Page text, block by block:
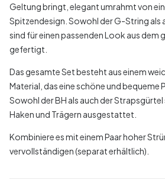
Geltung bringt, elegant umrahmt von
Spitzendesign. Sowohl der G-String als
sind für einen passenden Look aus dem
gefertigt.
Das gesamte Set besteht aus einem
Material, das eine schöne und bequeme
Sowohl der BH als auch der
Haken und Trägern ausgestattet.
Kombiniere es mit einem Paar hoher
vervollständigen (separat erhältlich).